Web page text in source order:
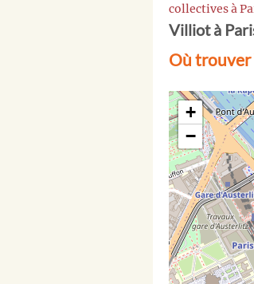
collectives à
Villiot à
Où trouver
+
−